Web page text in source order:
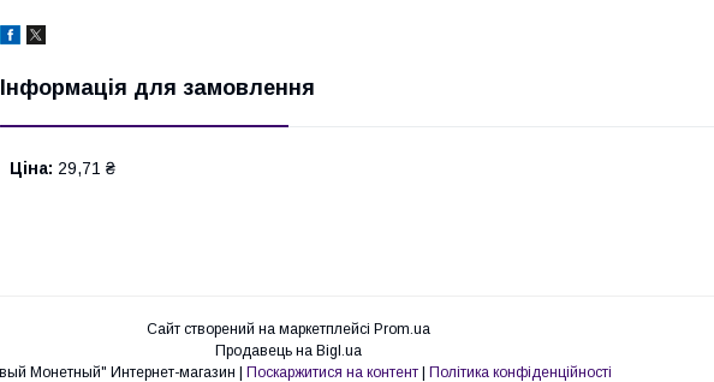
Інформація для замовлення
Ціна: 29,71 ₴
Сайт створений на маркетплейсі Prom.ua
Продавець на Bigl.ua
"Первый Монетный" Интернет-магазин | Поскаржитися на контент | Політика конфіденційності